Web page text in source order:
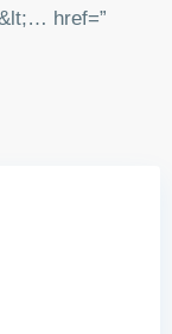
href=”